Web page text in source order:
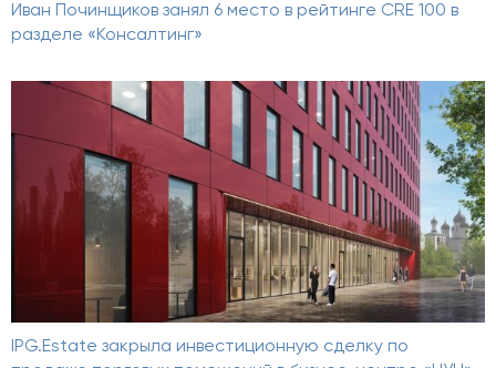
Иван Починщиков занял 6 место в рейтинге CRE 100 в
разделе «Консалтинг»
IPG.Estate закрыла инвестиционную сделку по